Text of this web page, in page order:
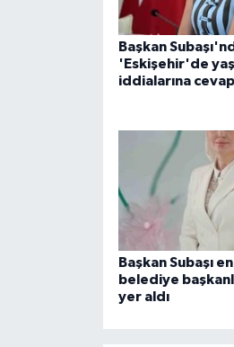
Başkan
'Eskişehir'de
iddialarına cevap
Başkan Subaşı
belediye
yer aldı
TEKNOLOJİ